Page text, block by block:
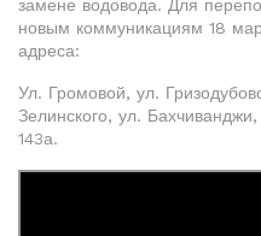
замене водовода. Для
новым коммуникациям 18
адреса:
Ул. Громовой, ул.
Зелинского, ул.
143а.